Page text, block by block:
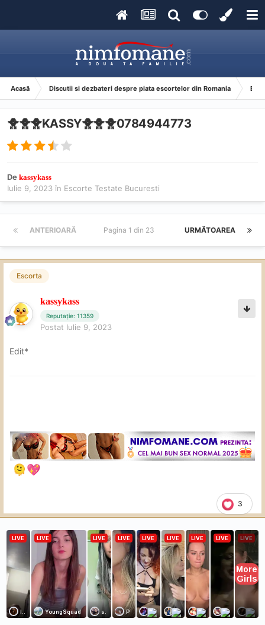
Acasă Discutii si dezbateri despre piata escortelor din Romania
🐥🐥🐥KASSY🐥🐥🐥0784944773
De kassykass
Iulie 9, 2023 în Escorte Testate Bucuresti
ANTERIOARĂ URMĂTOAREA
Pagina 1 din 23
Escorta
kassykass
Reputație: 11359
Postat Iulie 9, 2023
Edit*
3
🫠💖